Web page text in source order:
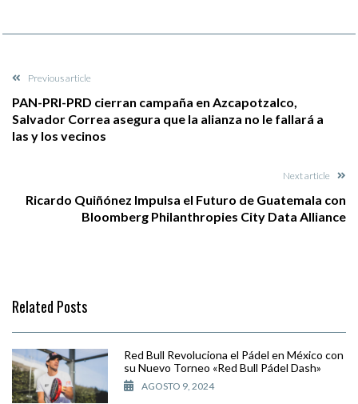
Previous article
PAN-PRI-PRD cierran campaña en Azcapotzalco,
Salvador Correa asegura que la alianza no le fallará a
las y los vecinos
Next article
Ricardo Quiñónez Impulsa el Futuro de Guatemala con
Bloomberg Philanthropies City Data Alliance
Related Posts
Red Bull Revoluciona el Pádel en México con
su Nuevo Torneo «Red Bull Pádel Dash»
AGOSTO 9, 2024